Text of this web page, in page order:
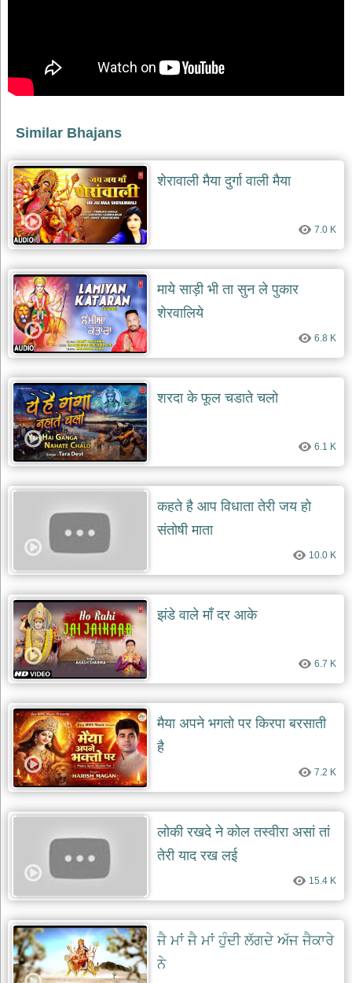
Similar Bhajans
शेरावाली मैया दुर्गा वाली मैया
7.0 K
माये साड़ी भी ता सुन ले पुकार
शेरवालिये
6.8 K
शरदा के फूल चडाते चलो
6.1 K
कहते है आप विधाता तेरी जय हो
संतोषी माता
10.0 K
झंडे वाले माँ दर आके
6.7 K
मैया अपने भगतो पर किरपा बरसाती
है
7.2 K
लोकी रखदे ने कोल तस्वीरा असां तां
तेरी याद रख लई
15.4 K
ਜੈ ਮਾਂ ਜੈ ਮਾਂ ਹੁੰਦੀ ਲੱਗਦੇ ਅੱਜ ਜੈਕਾਰੇ
ਨੇ